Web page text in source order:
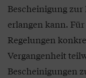
Bescheinigung
erlangen kann.
Regelungen
Vergangenheit
Bescheinigungen